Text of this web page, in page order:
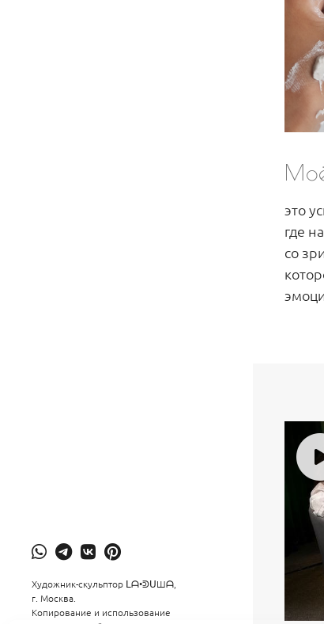
Художник-скульптор ᒪᗩ•ᕲᑌШᗩ,
г. Москва.
Копирование и использование
это
где
со